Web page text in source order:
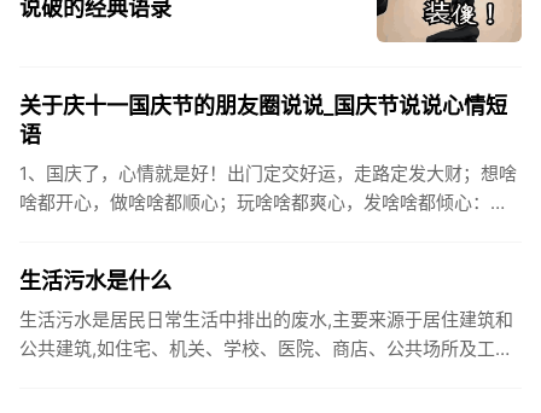
说破的经典语录
关于庆十一国庆节的朋友圈说说_国庆节说说心情短
语
1、国庆了，心情就是好！出门定交好运，走路定发大财；想啥
啥都开心，做啥啥都顺心；玩啥啥都爽心，发啥啥都倾心：祝
生活污水是什么
生活污水是居民日常生活中排出的废水,主要来源于居住建筑和
公共建筑,如住宅、机关、学校、医院、商店、公共场所及工业